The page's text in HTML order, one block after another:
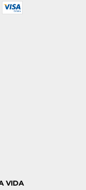
VIDA